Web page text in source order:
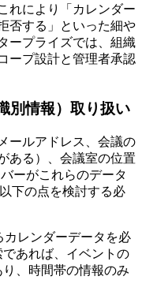
れにより「カレンダー
否する」といった細や
ープライズでは、組織
ープ設計と管理者承認
別情報）取り扱い
ールアドレス、会議の
ある）、会議室の位置
ーがこれらのデータ
下の点を検討する必
レンダーデータを必
あれば、イベントの
、時間帯の情報のみ